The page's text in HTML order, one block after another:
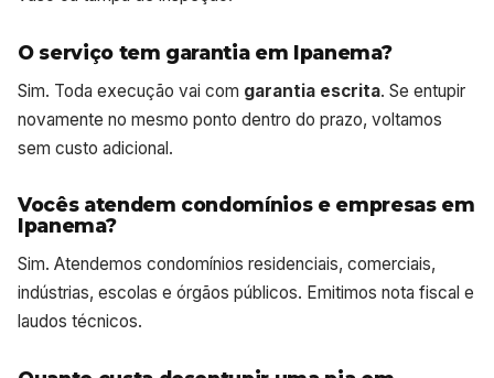
O serviço tem garantia em Ipanema?
Sim. Toda execução vai com garantia escrita. Se entupir
novamente no mesmo ponto dentro do prazo, voltamos
sem custo adicional.
Vocês atendem condomínios e empresas em
Ipanema?
Sim. Atendemos condomínios residenciais, comerciais,
indústrias, escolas e órgãos públicos. Emitimos nota fiscal e
laudos técnicos.